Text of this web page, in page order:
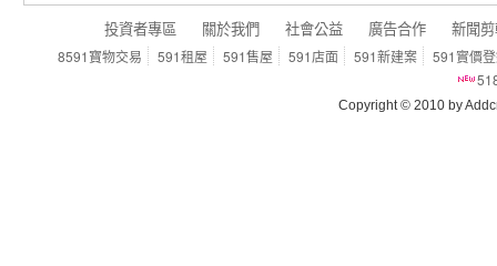
投資者專區 關於我們 社會公益 廣告合作 新聞
8591寶物交易 591租屋 591售屋 591店面 591新建案
591實價
Copyright © 2010 by